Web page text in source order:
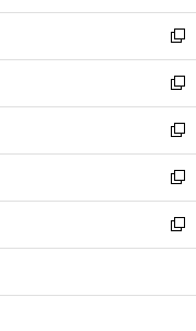
開
く
ウ
で
開
く
ン
ド
ウ
で
開
く
ウ
ィ
ン
ド
ウ
で
開
く
新
し
い
ウ
ィ
ン
ド
ウ
で
開
新
し
い
ウ
ィ
ン
ド
ウ
開
新
し
い
ウ
ィ
ン
ウ
新
し
い
ウ
ン
新
し
ウ